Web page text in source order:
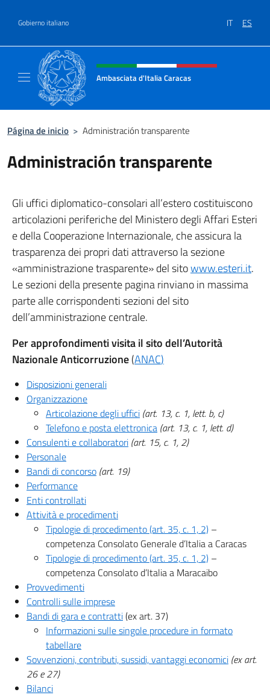
Gobierno italiano IT ES
Encabezado del sitio web,
Ambasciata d'Italia Caracas
Página de inicio > Administración transparente
Administración transparente
Gli uffici diplomatico-consolari all’estero costituiscono
articolazioni periferiche del Ministero degli Affari Esteri
e della Cooperazione Internazionale, che assicura la
trasparenza dei propri dati attraverso la sezione
«amministrazione trasparente» del sitowww.esteri.it.
Le sezioni della presente pagina rinviano in massima
parte alle corrispondenti sezioni del sito
dell’amministrazione centrale.
Per approfondimenti visita il sito dell’Autorità
Nazionale Anticorruzione(ANAC)
Disposizioni generali
Organizzazione
Articolazione degli uffici (art. 13, c. 1, lett. b, c)
Telefono e posta elettronica (art. 13, c. 1, lett. d)
Consulenti e collaboratori (art. 15, c. 1, 2)
Personale
Bandi di concorso (art. 19)
Performance
Enti controllati
Attività e procedimenti
Tipologie di procedimento (art. 35, c. 1, 2) –
competenza Consolato Generale d’Italia a Caracas
Tipologie di procedimento (art. 35, c. 1, 2) –
competenza Consolato d’Italia a Maracaibo
Provvedimenti
Controlli sulle imprese
Bandi di gara e contratti(ex art. 37)
Informazioni sulle singole procedure in formato
tabellare
Sovvenzioni, contributi, sussidi, vantaggi economici (ex art.
26 e 27)
Bilanci